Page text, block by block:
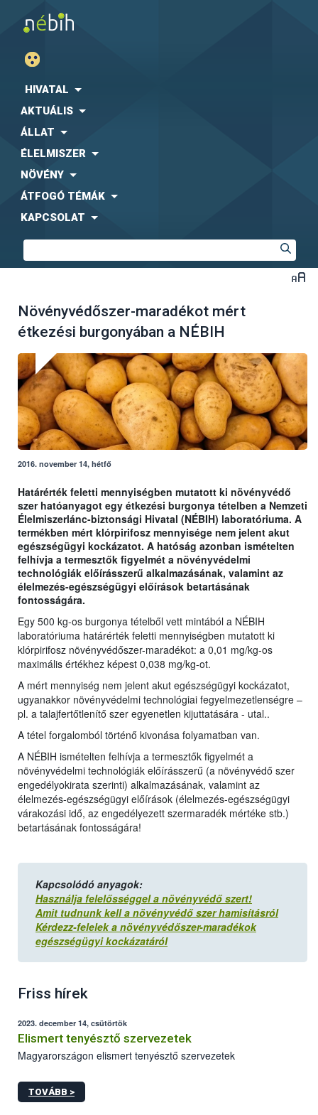
HIVATAL
AKTUÁLIS
ÁLLAT
ÉLELMISZER
NÖVÉNY
ÁTFOGÓ TÉMÁK
KAPCSOLAT
Növényvédőszer-maradékot mért
étkezési burgonyában a NÉBIH
2016. november 14, hétfő
Határérték feletti mennyiségben mutatott ki növényvédő
szer hatóanyagot egy étkezési burgonya tételben a Nemzeti
Élelmiszerlánc-biztonsági Hivatal (NÉBIH) laboratóriuma. A
termékben mért klórpirifosz mennyisége nem jelent akut
egészségügyi kockázatot. A hatóság azonban ismételten
felhívja a termesztők figyelmét a növényvédelmi
technológiák előírásszerű alkalmazásának, valamint az
élelmezés-egészségügyi előírások betartásának
fontosságára.
Egy 500 kg-os burgonya tételből vett mintából a NÉBIH
laboratóriuma határérték feletti mennyiségben mutatott ki
klórpirifosz növényvédőszer-maradékot: a 0,01 mg/kg-os
maximális értékhez képest 0,038 mg/kg-ot.
A mért mennyiség nem jelent akut egészségügyi kockázatot,
ugyanakkor növényvédelmi technológiai fegyelmezetlenségre –
pl. a talajfertőtlenítő szer egyenetlen kijuttatására - utal..
A tétel forgalomból történő kivonása folyamatban van.
A NÉBIH ismételten felhívja a termesztők figyelmét a
növényvédelmi technológiák előírásszerű (a növényvédő szer
engedélyokirata szerinti) alkalmazásának, valamint az
élelmezés-egészségügyi előírások (élelmezés-egészségügyi
várakozási idő, az engedélyezett szermaradék mértéke stb.)
betartásának fontosságára!
Kapcsolódó anyagok:
Használja felelősséggel a növényvédő szert!
Amit tudnunk kell a növényvédő szer hamisításról
Kérdezz-felelek a növényvédőszer-maradékok
egészségügyi kockázatáról
Friss hírek
2023. december 14, csütörtök
Elismert tenyésztő szervezetek
Magyarországon elismert tenyésztő szervezetek
TOVÁBB >